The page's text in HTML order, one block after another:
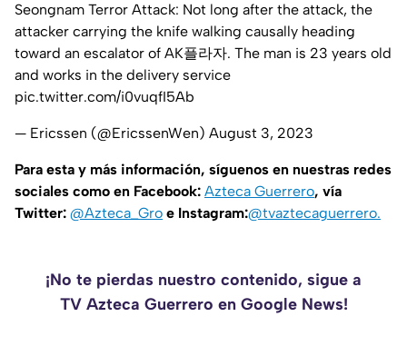
Seongnam Terror Attack: Not long after the attack, the
attacker carrying the knife walking causally heading
toward an escalator of AK플라자. The man is 23 years old
and works in the delivery service
pic.twitter.com/i0vuqfI5Ab
— Ericssen (@EricssenWen) August 3, 2023
Para esta y más información, síguenos en nuestras redes
sociales como en Facebook: Azteca Guerrero, vía
Twitter: @Azteca_Gro e Instagram:@tvaztecaguerrero.
¡No te pierdas nuestro contenido, sigue a
TV Azteca Guerrero en Google News!